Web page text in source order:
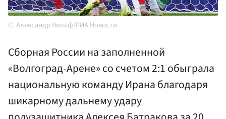
Александр Вильф/РИА Новости
Сборная России на заполненной
«Волгоград-Арене» со счетом 2:1 обыграла
национальную команду Ирана благодаря
шикарному дальнему удару